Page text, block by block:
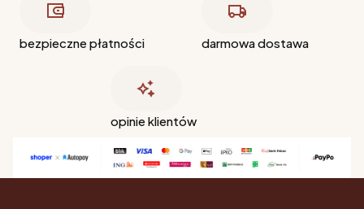
bezpieczne płatności darmowa dostawa
opinie klientów